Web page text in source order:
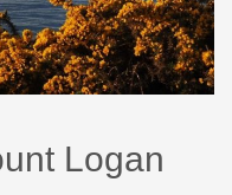
Logan